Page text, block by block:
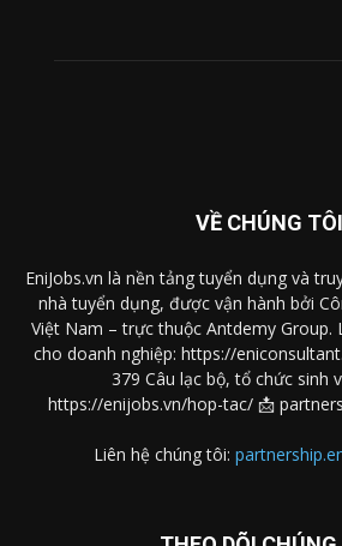
VỀ CHÚNG TÔI
EniJobs.vn là nền tảng tuyển dụng và
nhà tuyển dụng, được vận hành bởi
Việt Nam – trực thuộc Antdemy Group.
cho doanh nghiệp: https://
379 Câu lạc bộ, tổ chức sinh
https://enijobs.vn/hop-tac/ 📩
Liên hệ chúng tôi: